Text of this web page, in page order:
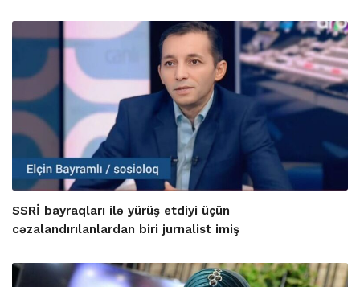
SSRİ bayraqları ilə yürüş etdiyi üçün
cəzalandırılanlardan biri jurnalist imiş